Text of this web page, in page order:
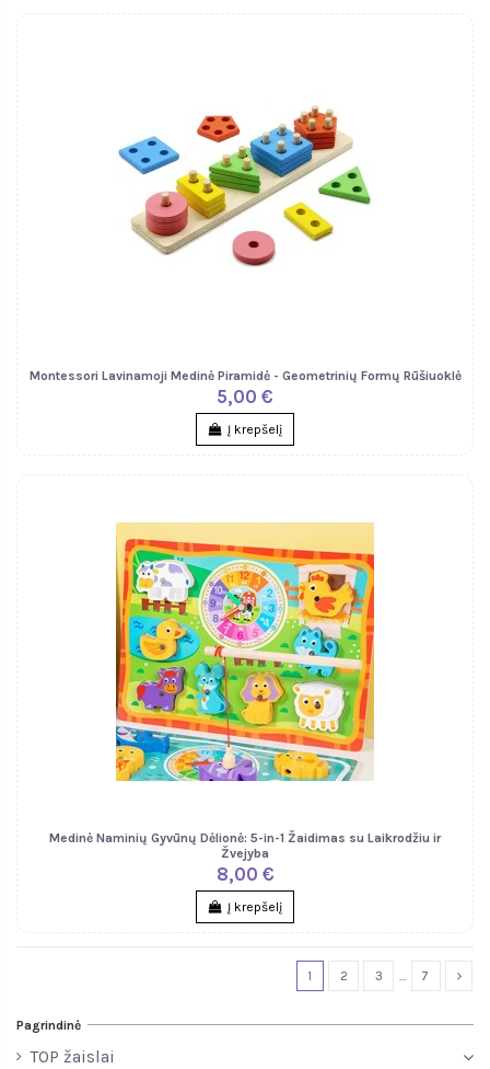
Montessori Lavinamoji Medinė Piramidė - Geometrinių Formų Rūšiuoklė
5,00 €
Į krepšelį
Medinė Naminių Gyvūnų Dėlionė: 5-in-1 Žaidimas su Laikrodžiu ir
Žvejyba
8,00 €
Į krepšelį
1 2 3 … 7
Pagrindinė
TOP žaislai